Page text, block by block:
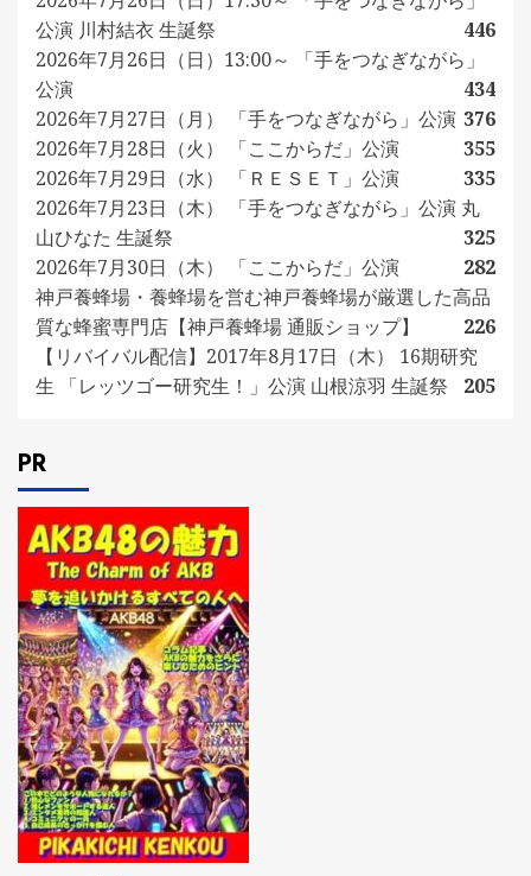
公演 川村結衣 生誕祭
446
2026年7月26日（日）13:00～ 「手をつなぎながら」
公演
434
2026年7月27日（月） 「手をつなぎながら」公演 376
2026年7月28日（火） 「ここからだ」公演
355
2026年7月29日（水） 「ＲＥＳＥＴ」公演
335
2026年7月23日（木） 「手をつなぎながら」公演 丸
山ひなた 生誕祭
325
2026年7月30日（木） 「ここからだ」公演
282
神戸養蜂場・養蜂場を営む神戸養蜂場が厳選した高品
質な蜂蜜専門店【神戸養蜂場 通販ショップ】
226
【リバイバル配信】2017年8月17日（木） 16期研究
生 「レッツゴー研究生！」公演 山根涼羽 生誕祭
205
PR